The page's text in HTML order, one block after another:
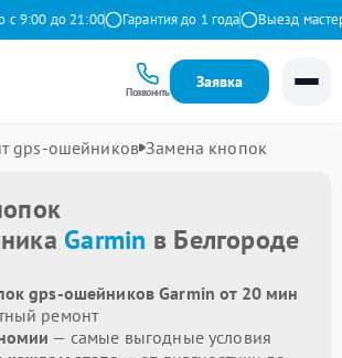
до 21:00 Гарантия до 1 года Выезд мастера
Позвонить
Заявка
gps-ошейников Замена кнопок
Garmin в Белгороде
gps-ошейников Garmin от 20 мин
ремонт
— самые выгодные условия